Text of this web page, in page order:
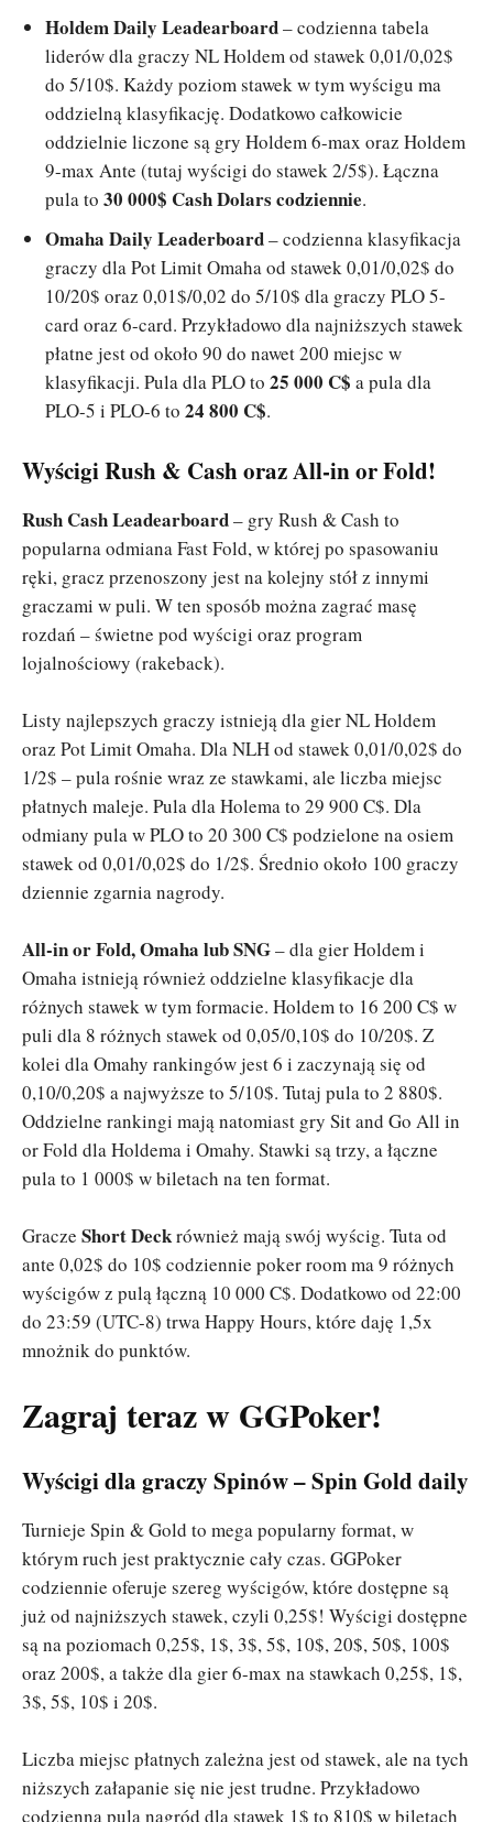
Holdem Daily Leadearboard– codzienna tabela
liderów dla graczy NL Holdem od stawek 0,01/0,02$
do 5/10$. Każdy poziom stawek w tym wyścigu ma
oddzielną klasyfikację. Dodatkowo całkowicie
oddzielnie liczone są gry Holdem 6-max oraz Holdem
9-max Ante (tutaj wyścigi do stawek 2/5$). Łączna
pula to 30 000$ Cash Dolars codziennie.
Omaha Daily Leaderboard– codzienna klasyfikacja
graczy dla Pot Limit Omaha od stawek 0,01/0,02$ do
10/20$ oraz 0,01$/0,02 do 5/10$ dla graczy PLO 5-
card oraz 6-card. Przykładowo dla najniższych stawek
płatne jest od około 90 do nawet 200 miejsc w
klasyfikacji. Pula dla PLO to 25 000 C$ a pula dla
PLO-5 i PLO-6 to 24 800 C$.
Wyścigi Rush & Cash oraz All-in or Fold!
Rush Cash Leadearboard– gry Rush & Cash to
popularna odmiana Fast Fold, w której po spasowaniu
ręki, gracz przenoszony jest na kolejny stół z innymi
graczami w puli. W ten sposób można zagrać masę
rozdań – świetne pod wyścigi oraz program
lojalnościowy (rakeback).
Listy najlepszych graczy istnieją dla gier NL Holdem
oraz Pot Limit Omaha. Dla NLH od stawek 0,01/0,02$ do
1/2$ – pula rośnie wraz ze stawkami, ale liczba miejsc
płatnych maleje. Pula dla Holema to 29 900 C$. Dla
odmiany pula w PLO to 20 300 C$ podzielone na osiem
stawek od 0,01/0,02$ do 1/2$. Średnio około 100 graczy
dziennie zgarnia nagrody.
All-in or Fold, Omaha lub SNG– dla gier Holdem i
Omaha istnieją również oddzielne klasyfikacje dla
różnych stawek w tym formacie. Holdem to 16 200 C$ w
puli dla 8 różnych stawek od 0,05/0,10$ do 10/20$. Z
kolei dla Omahy rankingów jest 6 i zaczynają się od
0,10/0,20$ a najwyższe to 5/10$. Tutaj pula to 2 880$.
Oddzielne rankingi mają natomiast gry Sit and Go All in
or Fold dla Holdema i Omahy. Stawki są trzy, a łączne
pula to 1 000$ w biletach na ten format.
Gracze Short Deckrównież mają swój wyścig. Tuta od
ante 0,02$ do 10$ codziennie poker room ma 9 różnych
wyścigów z pulą łączną 10 000 C$. Dodatkowo od 22:00
do 23:59 (UTC-8) trwa Happy Hours, które daję 1,5x
mnożnik do punktów.
Zagraj teraz w GGPoker!
Wyścigi dla graczy Spinów – Spin Gold daily
Turnieje Spin & Gold to mega popularny format, w
którym ruch jest praktycznie cały czas. GGPoker
codziennie oferuje szereg wyścigów, które dostępne są
już od najniższych stawek, czyli 0,25$! Wyścigi dostępne
są na poziomach 0,25$, 1$, 3$, 5$, 10$, 20$, 50$, 100$
oraz 200$, a także dla gier 6-max na stawkach 0,25$, 1$,
3$, 5$, 10$ i 20$.
Liczba miejsc płatnych zależna jest od stawek, ale na tych
niższych załapanie się nie jest trudne. Przykładowo
codzienna pula nagród dla stawek 1$ to 810$ w biletach